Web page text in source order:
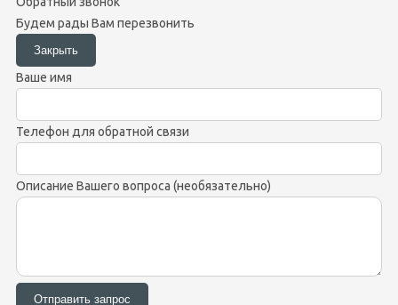
Будем рады Вам перезвонить
Ваше имя
Телефон для обратной связи
Описание Вашего вопроса (необязательно)